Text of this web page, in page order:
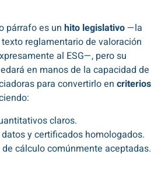
párrafo es unhito legislativo—la
reglamentario de valoración
al ESG—, pero su
en manos de la capacidad de
para convertirlo encriterios
claros.
y certificados homologados.
cálculo comúnmente aceptadas.